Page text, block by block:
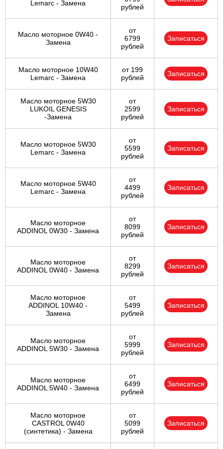
Lemarc - Замена
рублей
Масло моторное 0W40 -
Замена
от
6799
рублей
Записаться
Масло моторное 10W40
Lemarc - Замена
от 199
рублей
Записаться
Масло моторное 5W30
LUKOIL GENESIS
-Замена
от
2599
рублей
Записаться
Масло моторное 5W30
Lemarc - Замена
от
5599
рублей
Записаться
Масло моторное 5W40
Lemarc - Замена
от
4499
рублей
Записаться
Масло моторное
ADDINOL 0W30 - Замена
от
8099
рублей
Записаться
Масло моторное
ADDINOL 0W40 - Замена
от
8299
рублей
Записаться
Масло моторное
ADDINOL 10W40 -
Замена
от
5499
рублей
Записаться
Масло моторное
ADDINOL 5W30 - Замена
от
5999
рублей
Записаться
Масло моторное
ADDINOL 5W40 - Замена
от
6499
рублей
Записаться
Масло моторное
CASTROL 0W40
(синтетика) - Замена
от
5099
рублей
Записаться